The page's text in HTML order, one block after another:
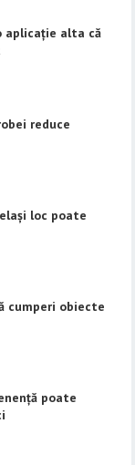
aplicație alta că
reduce
loc poate
cumperi obiecte
poate